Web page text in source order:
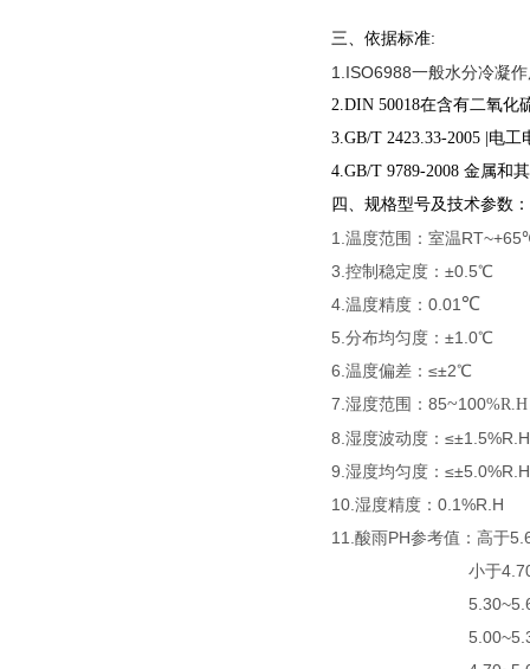
三、依据标准:
1.ISO6988一般水分冷凝
2.DIN 50018在含有二氧化
3.GB/T 2423.33-2005 |电
4.GB/T 9789-2008 金属和
四、规格型号及技术参数：
1.温度范围：室温
3.控制稳定度：±0.5℃
4.温度精度：0.01 ℃
5.分布均匀度：±1.0℃
6.温度偏差：≤±2℃
7.湿度范围：85~100%R.H
8.湿度波动度：≤±1.5%R.H
9.湿度均匀度：≤±5.0%R.H
10.湿度精度：0.1%R.H
11.酸雨PH参考值：高于
小于4.70严重酸
5.30~5.60轻度酸
5.00~5.30中度酸